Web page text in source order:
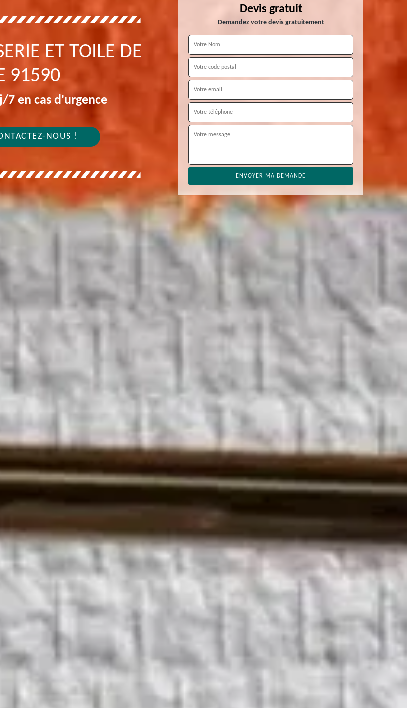
ET TOILE DE
91590
7 en cas d'urgence
NOUS !
Devis gratuit
Demandez votre devis gratuitement